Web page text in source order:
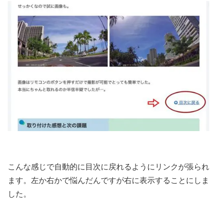
こんな感じで自動的に目次に戻れるようにリンクが張られ
ます。左か右かで悩んだんですが右に表示することにしま
した。